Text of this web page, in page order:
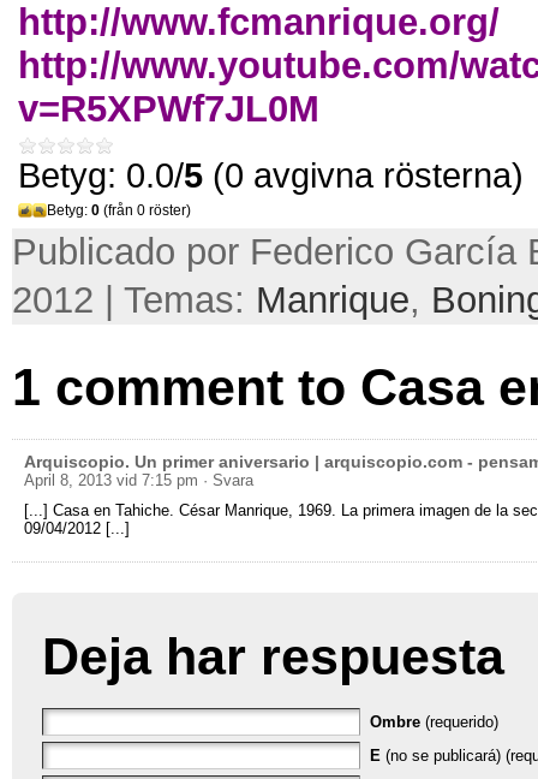
http://www.fcmanrique.org/
http://www.youtube.com/
v=R5XPWf7JL0M
Betyg: 0.0/5 (0 avgivna rösterna)
Betyg: 0 (från 0 röster)
Publicado por Federico García
2012 | Temas: Manrique,
1 comment to Casa
Arquiscopio. Un primer aniversario | arquiscopio.com -
April 8, 2013 vid 7:15 pm · Svara
[...] Casa en Tahiche. César Manrique, 1969. La primera imagen de la
09/04/2012 [...]
Deja har respuesta
Ombre (requerido)
E (no se publicará)